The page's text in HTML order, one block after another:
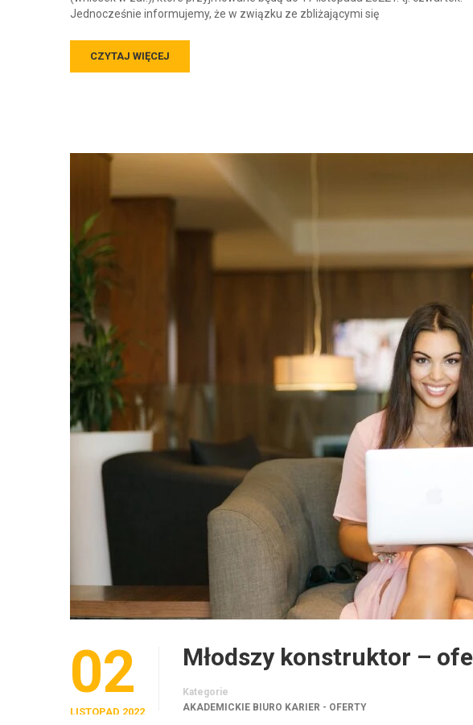
Jednocześnie informujemy, że w związku ze zbliżającymi się
CZYTAJ WIĘCEJ
02
LISTOPAD 2022
Młodszy konstruktor –
Kategorie
AKADEMICKIE BIURO KARIER - OFERTY